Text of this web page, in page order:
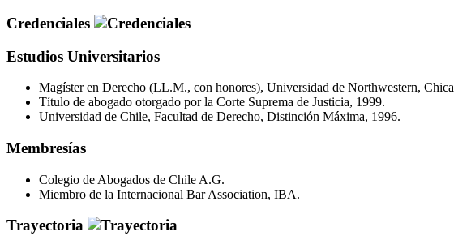
Credenciales
Estudios Universitarios
Magíster en Derecho (LL.M., con honores), Universidad de Northwestern,
Título de abogado otorgado por la Corte Suprema de Justicia, 1999.
Universidad de Chile, Facultad de Derecho, Distinción Máxima, 1996.
Membresías
Colegio de Abogados de Chile A.G.
Miembro de la Internacional Bar Association, IBA.
Trayectoria